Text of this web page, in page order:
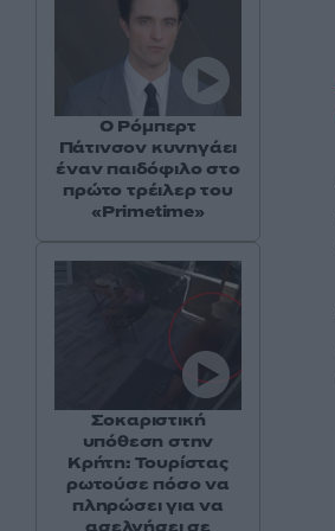
Ο Ρόμπερτ
Πάτινσον κυνηγάει
έναν παιδόφιλο στο
πρώτο τρέιλερ του
«Primetime»
Σοκαριστική
υπόθεση στην
Κρήτη: Τουρίστας
ρωτούσε πόσο να
πληρώσει για να